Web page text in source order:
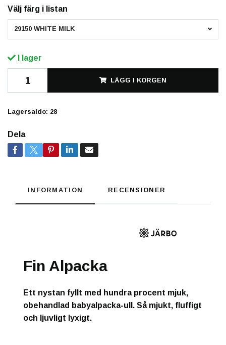
Välj färg i listan
29150 WHITE MILK
I lager
LÄGG I KORGEN
Lagersaldo: 28
Dela
INFORMATION RECENSIONER
Fin Alpacka
Ett nystan fyllt med hundra procent mjuk,
obehandlad babyalpacka-ull. Så mjukt, fluffigt
och ljuvligt lyxigt.